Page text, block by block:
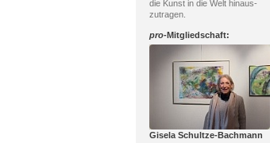
die Kunst in die Welt hinaus-
zutragen.
pro-Mitgliedschaft:
Gisela Schultze-Bachmann